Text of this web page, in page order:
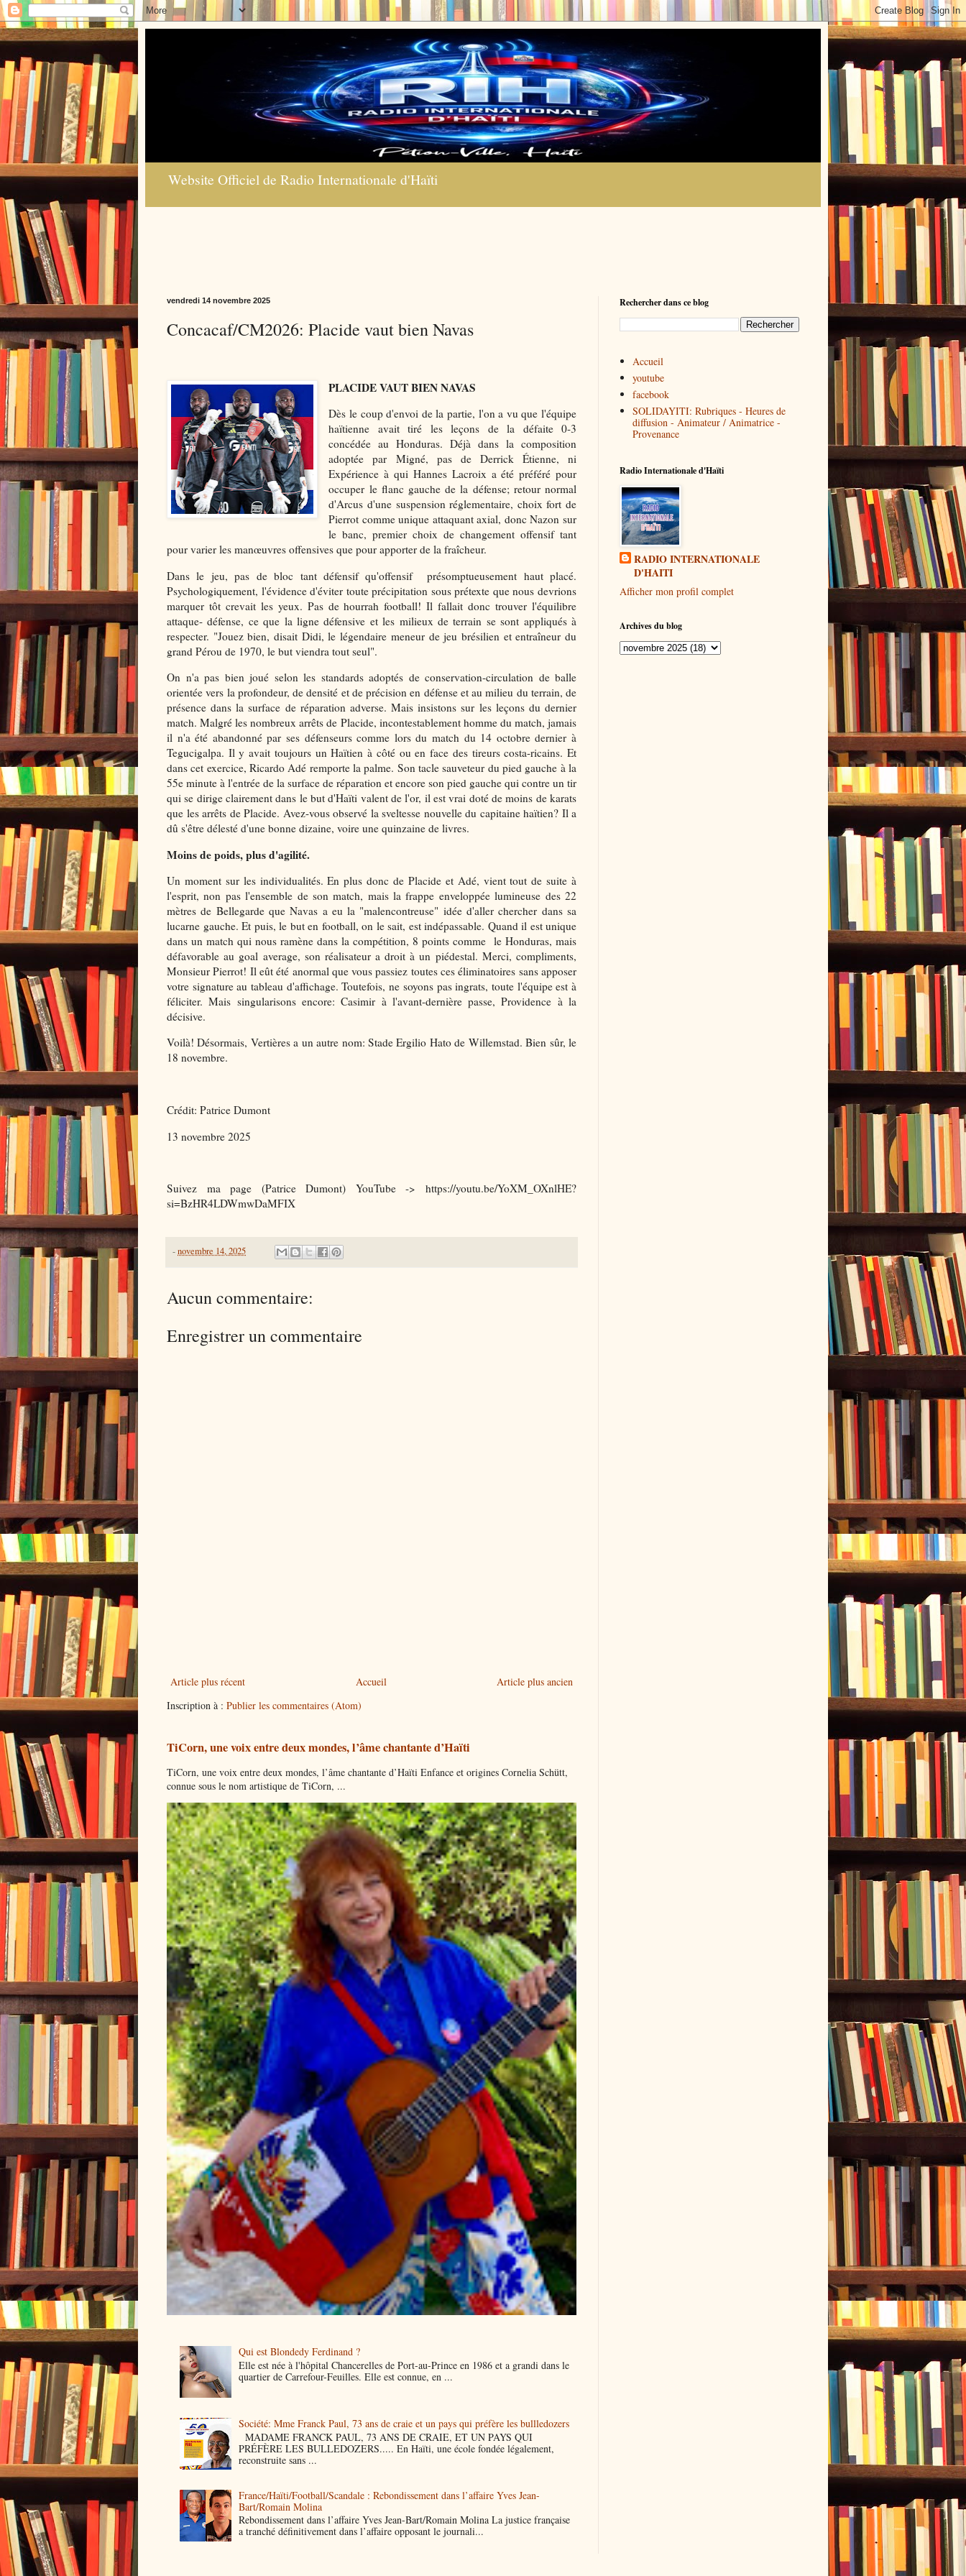
Website Officiel de Radio Internationale d'Haïti
vendredi 14 novembre 2025
Concacaf/CM2026: Placide vaut bien Navas
PLACIDE VAUT BIEN NAVAS
Dès le coup d'envoi de la partie, l'on a vu que l'équipe
haïtienne avait tiré les leçons de la défaite 0-3
concédée au Honduras. Déjà dans la composition
adoptée par Migné, pas de Derrick Étienne, ni
Expérience à qui Hannes Lacroix a été préféré pour
occuper le flanc gauche de la défense; retour normal
d'Arcus d'une suspension réglementaire, choix fort de
Pierrot comme unique attaquant axial, donc Nazon sur
le banc, premier choix de changement offensif tant
pour varier les manœuvres offensives que pour apporter de la fraîcheur.
Dans le jeu, pas de bloc tant défensif qu'offensif présomptueusement haut placé.
Psychologiquement, l'évidence d'éviter toute précipitation sous prétexte que nous devrions
marquer tôt crevait les yeux. Pas de hourrah football! Il fallait donc trouver l'équilibre
attaque- défense, ce que la ligne défensive et les milieux de terrain se sont appliqués à
respecter. "Jouez bien, disait Didi, le légendaire meneur de jeu brésilien et entraîneur du
grand Pérou de 1970, le but viendra tout seul".
On n'a pas bien joué selon les standards adoptés de conservation-circulation de balle
orientée vers la profondeur, de densité et de précision en défense et au milieu du terrain, de
présence dans la surface de réparation adverse. Mais insistons sur les leçons du dernier
match. Malgré les nombreux arrêts de Placide, incontestablement homme du match, jamais
il n'a été abandonné par ses défenseurs comme lors du match du 14 octobre dernier à
Tegucigalpa. Il y avait toujours un Haïtien à côté ou en face des tireurs costa-ricains. Et
dans cet exercice, Ricardo Adé remporte la palme. Son tacle sauveteur du pied gauche à la
55e minute à l'entrée de la surface de réparation et encore son pied gauche qui contre un tir
qui se dirige clairement dans le but d'Haïti valent de l'or, il est vrai doté de moins de karats
que les arrêts de Placide. Avez-vous observé la sveltesse nouvelle du capitaine haïtien? Il a
dû s'être délesté d'une bonne dizaine, voire une quinzaine de livres.
Moins de poids, plus d'agilité.
Un moment sur les individualités. En plus donc de Placide et Adé, vient tout de suite à
l'esprit, non pas l'ensemble de son match, mais la frappe enveloppée lumineuse des 22
mètres de Bellegarde que Navas a eu la "malencontreuse" idée d'aller chercher dans sa
lucarne gauche. Et puis, le but en football, on le sait, est indépassable. Quand il est unique
dans un match qui nous ramène dans la compétition, 8 points comme le Honduras, mais
défavorable au goal average, son réalisateur a droit à un piédestal. Merci, compliments,
Monsieur Pierrot! Il eût été anormal que vous passiez toutes ces éliminatoires sans apposer
votre signature au tableau d'affichage. Toutefois, ne soyons pas ingrats, toute l'équipe est à
féliciter. Mais singularisons encore: Casimir à l'avant-dernière passe, Providence à la
décisive.
Voilà! Désormais, Vertières a un autre nom: Stade Ergilio Hato de Willemstad. Bien sûr, le
18 novembre.
Crédit: Patrice Dumont
13 novembre 2025
Suivez ma page (Patrice Dumont) YouTube -> https://youtu.be/YoXM_OXnlHE?
si=BzHR4LDWmwDaMFIX
-novembre 14, 2025
Aucun commentaire:
Enregistrer un commentaire
Article plus récent Article plus ancien
Accueil
Inscription à : Publier les commentaires (Atom)
TiCorn, une voix entre deux mondes, l’âme chantante d’Haïti
TiCorn, une voix entre deux mondes, l’âme chantante d’Haïti Enfance et origines Cornelia Schütt,
connue sous le nom artistique de TiCorn, ...
Qui est Blondedy Ferdinand ?
Elle est née à l'hôpital Chancerelles de Port-au-Prince en 1986 et a grandi dans le
quartier de Carrefour-Feuilles. Elle est connue, en ...
Société: Mme Franck Paul, 73 ans de craie et un pays qui préfère les bullledozers
MADAME FRANCK PAUL, 73 ANS DE CRAIE, ET UN PAYS QUI
PRÉFÈRE LES BULLEDOZERS..... En Haïti, une école fondée légalement,
reconstruite sans ...
France/Haïti/Football/Scandale : Rebondissement dans l’affaire Yves Jean-
Bart/Romain Molina
Rebondissement dans l’affaire Yves Jean-Bart/Romain Molina La justice française
a tranché définitivement dans l’affaire opposant le journali...
Rechercher dans ce blog
Accueil
youtube
facebook
SOLIDAYITI: Rubriques - Heures de
diffusion - Animateur / Animatrice -
Provenance
Radio Internationale d'Haïti
RADIO INTERNATIONALE
D'HAITI
Afficher mon profil complet
Archives du blog